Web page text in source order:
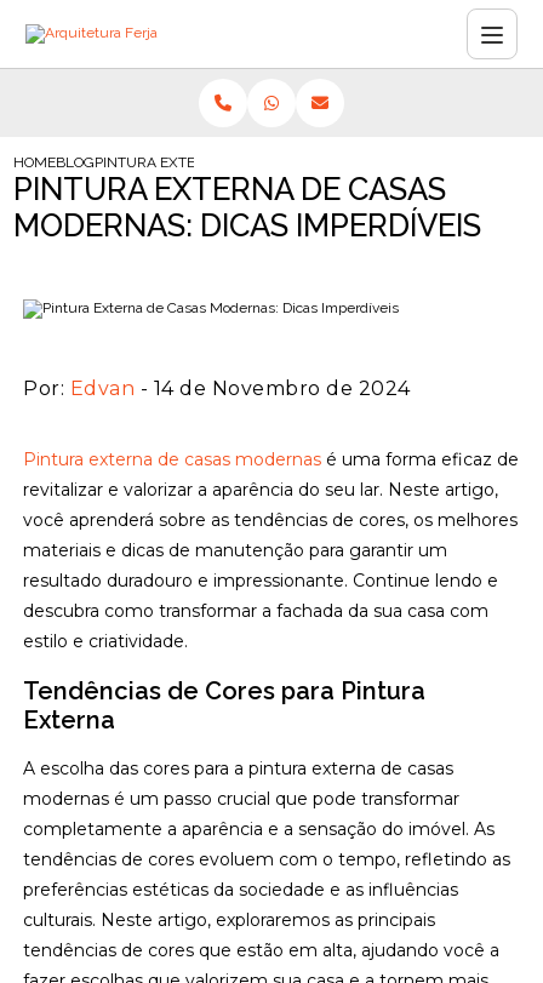
HOMEBLOGPINTURA EXTERNA DE CASAS MODERNAS: DICAS IMPERDÍVEIS
PINTURA EXTERNA DE CASAS
MODERNAS: DICAS IMPERDÍVEIS
Por: Edvan - 14 de Novembro de 2024
Pintura externa de casas modernas é uma forma eficaz de
revitalizar e valorizar a aparência do seu lar. Neste artigo,
você aprenderá sobre as tendências de cores, os melhores
materiais e dicas de manutenção para garantir um
resultado duradouro e impressionante. Continue lendo e
descubra como transformar a fachada da sua casa com
estilo e criatividade.
Tendências de Cores para Pintura
Externa
A escolha das cores para a pintura externa de casas
modernas é um passo crucial que pode transformar
completamente a aparência e a sensação do imóvel. As
tendências de cores evoluem com o tempo, refletindo as
preferências estéticas da sociedade e as influências
culturais. Neste artigo, exploraremos as principais
tendências de cores que estão em alta, ajudando você a